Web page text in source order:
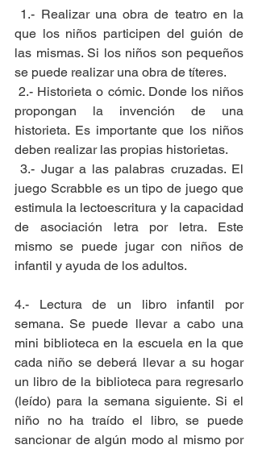
que los niños participen del guión de
las mismas. Si los niños son pequeños
se puede realizar una obra de títeres.
2.- Historieta o cómic. Donde los niños
propongan la invención de una
historieta. Es importante que los niños
deben realizar las propias historietas.
3.- Jugar a las palabras cruzadas. El
juego Scrabble es un tipo de juego que
estimula la lectoescritura y la capacidad
de asociación letra por letra. Este
mismo se puede jugar con niños de
infantil y ayuda de los adultos.
4.- Lectura de un libro infantil por
semana. Se puede llevar a cabo una
mini biblioteca en la escuela en la que
cada niño se deberá llevar a su hogar
un libro de la biblioteca para regresarlo
(leído) para la semana siguiente. Si el
niño no ha traído el libro, se puede
sancionar de algún modo al mismo por